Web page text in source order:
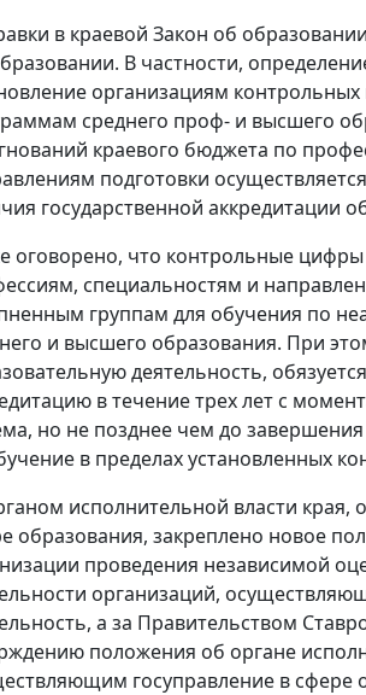
в краевой Закон об
В частности,
организациям
среднего проф- и высшего
краевого бюджета по
подготовки
государственной аккредитации
оговорено, что контрольные
специальностям и
группам для обучения по
и высшего образования. При
деятельность,
в течение трех лет с
но не позднее чем до
в пределах установленных
исполнительной власти
образования, закреплено новое
проведения независимой
организаций,
а за Правительством
положения об органе
госуправление в сфере